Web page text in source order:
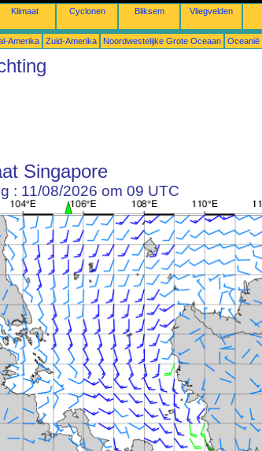
Klimaat Cyclonen Bliksem Vliegvelden
Amerika Zuid-Amerika Noordwestelijke Grote Oceaan Oceanië
Singapore
: 11/08/2026 om 09 UTC